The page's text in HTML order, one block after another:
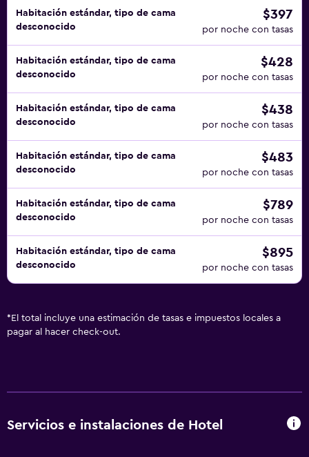
Habitación estándar, tipo de cama
desconocido
$397
por noche con tasas
Habitación estándar, tipo de cama
desconocido
$428
por noche con tasas
Habitación estándar, tipo de cama
desconocido
$438
por noche con tasas
Habitación estándar, tipo de cama
desconocido
$483
por noche con tasas
Habitación estándar, tipo de cama
desconocido
$789
por noche con tasas
Habitación estándar, tipo de cama
desconocido
$895
por noche con tasas
* El total incluye una estimación de tasas e impuestos locales a
pagar al hacer check-out.
Servicios e instalaciones de Hotel